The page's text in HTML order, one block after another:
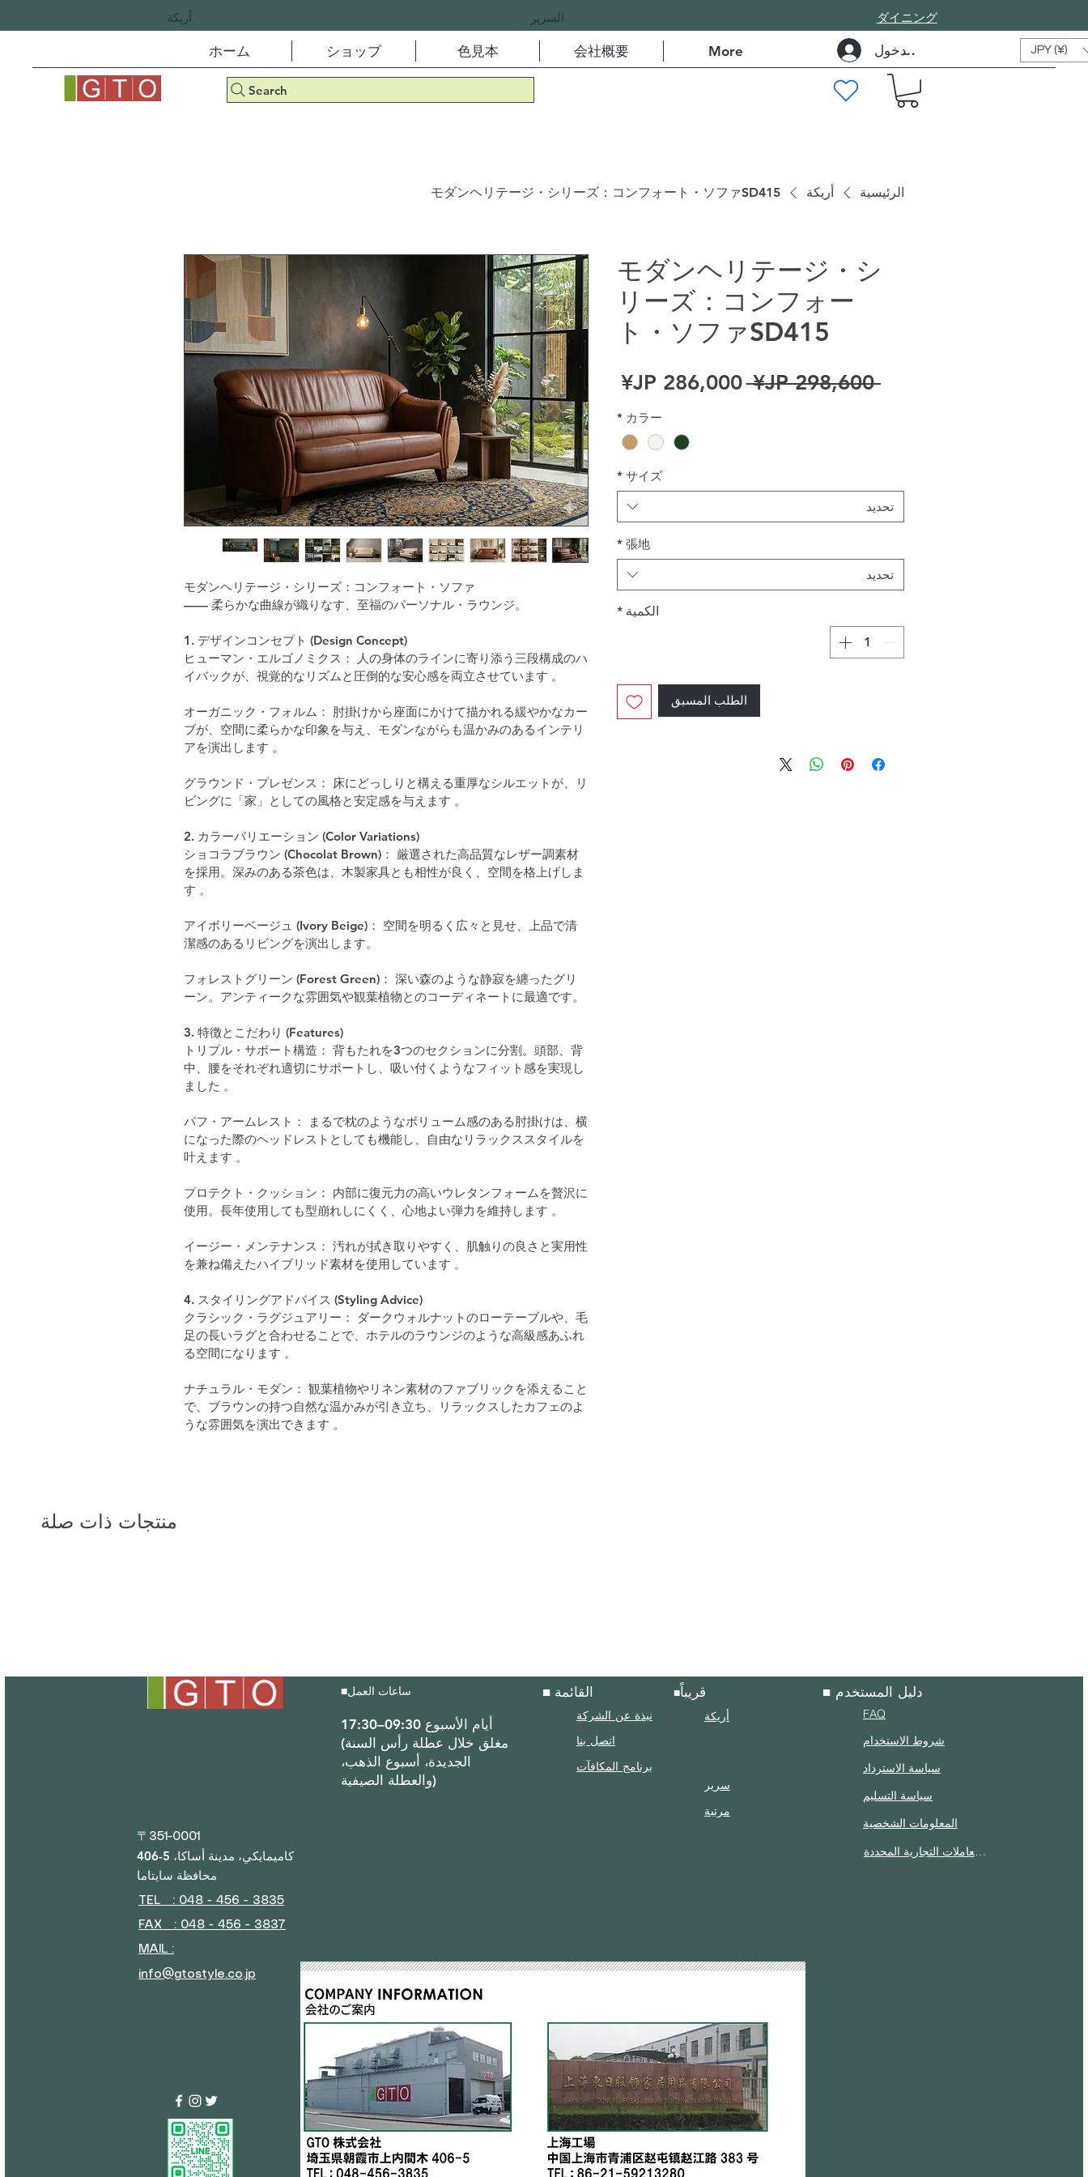
أريكة السرير ​ダイニング
ホーム ショップ 色見本 会社概要 More
Search
تسجيل الدخول JPY (¥)
الرئيسية أريكة モダンヘリテージ・シリーズ：コンフォート・ソファSD415
モダンヘリテージ・シリーズ：コンフォート・ソファ
—— 柔らかな曲線が織りなす、至福のパーソナル・ラウンジ。
1. デザインコンセプト (Design Concept)
ヒューマン・エルゴノミクス： 人の身体のラインに寄り添う三段構成のハ
イバックが、視覚的なリズムと圧倒的な安心感を両立させています 。
オーガニック・フォルム： 肘掛けから座面にかけて描かれる緩やかなカー
ブが、空間に柔らかな印象を与え、モダンながらも温かみのあるインテリ
アを演出します 。
グラウンド・プレゼンス： 床にどっしりと構える重厚なシルエットが、リ
ビングに「家」としての風格と安定感を与えます 。
2. カラーバリエーション (Color Variations)
ショコラブラウン (Chocolat Brown)： 厳選された高品質なレザー調素材
を採用。深みのある茶色は、木製家具とも相性が良く、空間を格上げしま
す 。
アイボリーベージュ (Ivory Beige)： 空間を明るく広々と見せ、上品で清
潔感のあるリビングを演出します。
フォレストグリーン (Forest Green)： 深い森のような静寂を纏ったグリ
ーン。アンティークな雰囲気や観葉植物とのコーディネートに最適です。
3. 特徴とこだわり (Features)
トリプル・サポート構造： 背もたれを3つのセクションに分割。頭部、背
中、腰をそれぞれ適切にサポートし、吸い付くようなフィット感を実現し
ました 。
パフ・アームレスト： まるで枕のようなボリューム感のある肘掛けは、横
になった際のヘッドレストとしても機能し、自由なリラックススタイルを
叶えます 。
プロテクト・クッション： 内部に復元力の高いウレタンフォームを贅沢に
使用。長年使用しても型崩れしにくく、心地よい弾力を維持します 。
イージー・メンテナンス： 汚れが拭き取りやすく、肌触りの良さと実用性
を兼ね備えたハイブリッド素材を使用しています 。
4. スタイリングアドバイス (Styling Advice)
クラシック・ラグジュアリー： ダークウォルナットのローテーブルや、毛
足の長いラグと合わせることで、ホテルのラウンジのような高級感あふれ
る空間になります 。
ナチュラル・モダン： 観葉植物やリネン素材のファブリックを添えること
で、ブラウンの持つ自然な温かみが引き立ち、リラックスしたカフェのよ
うな雰囲気を演出できます 。
モダンヘリテージ・シ
リーズ：コンフォー
ト・ソファSD415
‏298,600 JP¥ سعر عادي سعر البيع
カラー
*
サイズ
*
تحديد
張地
*
تحديد
الكمية *
الطلب المسبق
منتجات ذات صلة
■
أيام الأسبوع 09:30–17:30
(مغلق خلال عطلة رأس السنة
الجديدة، أسبوع الذهب،
والعطلة الصيفية)
■ القائمة
نبذة عن الشركة
اتصل بنا
برنامج المكافآت
■قريباً
أريكة
سرير
مرتبة
〒351-0001
406-5 كاميمايكي، مدينة أساكا،
محافظة سايتاما
TEL : 048 - 456 - 3835​
FAX : 048 - 456 - 3837
MAIL :
info@gtostyle.co.jp
■ دليل المستخدم
FAQ
شروط الاستخدام
سياسة الاسترداد
سياسة التسليم
المعلومات الشخصية
الإفصاح وفقًا لقانون المعاملات التجارية المحددة